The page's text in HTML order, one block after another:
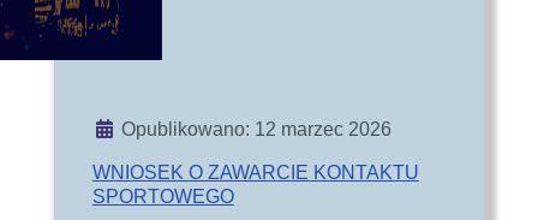
Szczegóły
Opublikowano: 12 marzec 2026
WNIOSEK O ZAWARCIE KONTAKTU
SPORTOWEGO